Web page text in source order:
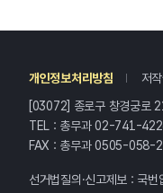
개인정보처리방침 저
[03072] 종로구 창경궁로
TEL : 총무과 02-741-
FAX : 총무과 0505-
선거법질의·신고제보 : 국번